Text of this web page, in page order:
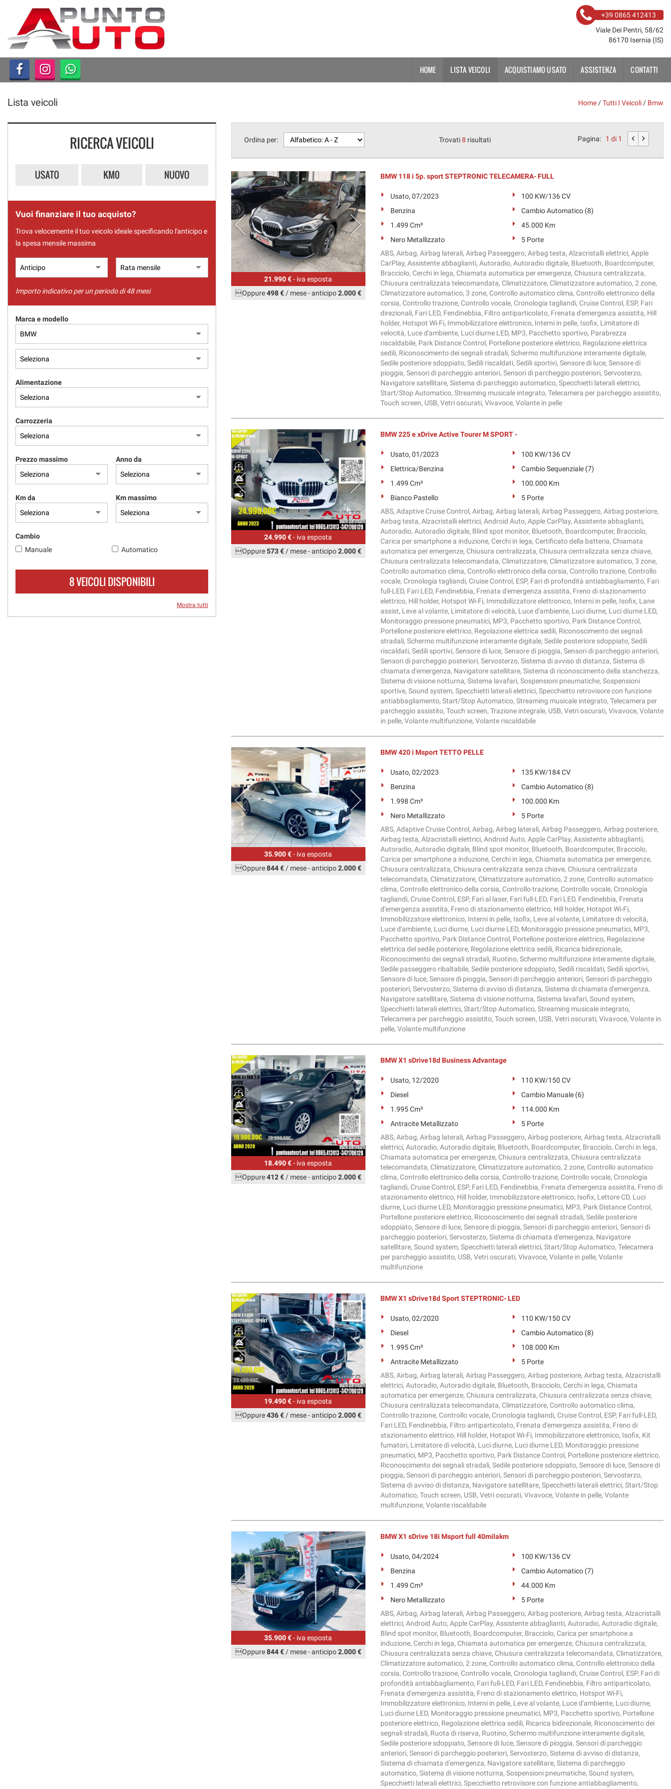
LISTA VEICOLI
ACQUISTIAMO USATO
ASSISTENZA
+39 0865 412413
Viale Dei Pentri, 58/62
86170 Isernia (IS)
HOME LISTA VEICOLI ACQUISTIAMO USATO ASSISTENZA CONTATTI
Lista veicoli Home /Tutti I Veicoli / Bmw
RICERCA VEICOLI
USATO KM0 NUOVO
Vuoi finanziare il tuo acquisto?
Trova velocemente il tuo veicolo ideale specificando l'anticipo e
la spesa mensile massima
Importo indicativo per un periodo di 48 mesi
Marca e modello
Alimentazione
Carrozzeria
Prezzo massimo Anno da
Km da Km massimo
Cambio
Manuale
Automatico
8 VEICOLI DISPONIBILI
Mostra tutti
Ordina per: Trovati8 risultati Pagina: 1 di 1
21.990 €- iva esposta
Oppure498 €/ mese-anticipo2.000 €
BMW 118 i 5p. sport STEPTRONIC TELECAMERA- FULL
Usato, 07/2023
100 KW/136 CV
Benzina
Cambio Automatico (8)
1.499 Cm³
45.000 Km
Nero Metallizzato
5 Porte
ABS, Airbag, Airbag laterali, Airbag Passeggero, Airbag testa, Alzacristalli elettrici, Apple
CarPlay, Assistente abbaglianti, Autoradio, Autoradio digitale, Bluetooth, Boardcomputer,
Bracciolo, Cerchi in lega, Chiamata automatica per emergenze, Chiusura centralizzata,
Chiusura centralizzata telecomandata, Climatizzatore, Climatizzatore automatico, 2 zone,
Climatizzatore automatico, 3 zone, Controllo automatico clima, Controllo elettronico della
corsia, Controllo trazione, Controllo vocale, Cronologia tagliandi, Cruise Control, ESP, Fari
direzionali, Fari LED, Fendinebbia, Filtro antiparticolato, Frenata d'emergenza assistita, Hill
holder, Hotspot Wi-Fi, Immobilizzatore elettronico, Interni in pelle, Isofix, Limitatore di
velocità, Luce d'ambiente, Luci diurne LED, MP3, Pacchetto sportivo, Parabrezza
riscaldabile, Park Distance Control, Portellone posteriore elettrico, Regolazione elettrica
sedili, Riconoscimento dei segnali stradali, Schermo multifunzione interamente digitale,
Sedile posteriore sdoppiato, Sedili riscaldati, Sedili sportivi, Sensore di luce, Sensore di
pioggia, Sensori di parcheggio anteriori, Sensori di parcheggio posteriori, Servosterzo,
Navigatore satellitare, Sistema di parcheggio automatico, Specchietti laterali elettrici,
Start/Stop Automatico, Streaming musicale integrato, Telecamera per parcheggio assistito,
Touch screen, USB, Vetri oscurati, Vivavoce, Volante in pelle
24.990 €- iva esposta
Oppure573 €/ mese-anticipo2.000 €
BMW 225 e xDrive Active Tourer M SPORT -
Usato, 01/2023
100 KW/136 CV
Elettrica/Benzina
Cambio Sequenziale (7)
1.499 Cm³
100.000 Km
Bianco Pastello
5 Porte
ABS, Adaptive Cruise Control, Airbag, Airbag laterali, Airbag Passeggero, Airbag posteriore,
Airbag testa, Alzacristalli elettrici, Android Auto, Apple CarPlay, Assistente abbaglianti,
Autoradio, Autoradio digitale, Blind spot monitor, Bluetooth, Boardcomputer, Bracciolo,
Carica per smartphone a induzione, Cerchi in lega, Certificato della batteria, Chiamata
automatica per emergenze, Chiusura centralizzata, Chiusura centralizzata senza chiave,
Chiusura centralizzata telecomandata, Climatizzatore, Climatizzatore automatico, 3 zone,
Controllo automatico clima, Controllo elettronico della corsia, Controllo trazione, Controllo
vocale, Cronologia tagliandi, Cruise Control, ESP, Fari di profondità antiabbagliamento, Fari
full-LED, Fari LED, Fendinebbia, Frenata d'emergenza assistita, Freno di stazionamento
elettrico, Hill holder, Hotspot Wi-Fi, Immobilizzatore elettronico, Interni in pelle, Isofix, Lane
assist, Leve al volante, Limitatore di velocità, Luce d'ambiente, Luci diurne, Luci diurne LED,
Monitoraggio pressione pneumatici, MP3, Pacchetto sportivo, Park Distance Control,
Portellone posteriore elettrico, Regolazione elettrica sedili, Riconoscimento dei segnali
stradali, Schermo multifunzione interamente digitale, Sedile posteriore sdoppiato, Sedili
riscaldati, Sedili sportivi, Sensore di luce, Sensore di pioggia, Sensori di parcheggio anteriori,
Sensori di parcheggio posteriori, Servosterzo, Sistema di avviso di distanza, Sistema di
chiamata d'emergenza, Navigatore satellitare, Sistema di riconoscimento della stanchezza,
Sistema di visione notturna, Sistema lavafari, Sospensioni pneumatiche, Sospensioni
sportive, Sound system, Specchietti laterali elettrici, Specchietto retrovisore con funzione
antiabbagliamento, Start/Stop Automatico, Streaming musicale integrato, Telecamera per
parcheggio assistito, Touch screen, Trazione integrale, USB, Vetri oscurati, Vivavoce, Volante
in pelle, Volante multifunzione, Volante riscaldabile
35.900 €- iva esposta
Oppure844 €/ mese-anticipo2.000 €
BMW 420 i Msport TETTO PELLE
Usato, 02/2023
135 KW/184 CV
Benzina
Cambio Automatico (8)
1.998 Cm³
100.000 Km
Nero Metallizzato
5 Porte
ABS, Adaptive Cruise Control, Airbag, Airbag laterali, Airbag Passeggero, Airbag posteriore,
Airbag testa, Alzacristalli elettrici, Android Auto, Apple CarPlay, Assistente abbaglianti,
Autoradio, Autoradio digitale, Blind spot monitor, Bluetooth, Boardcomputer, Bracciolo,
Carica per smartphone a induzione, Cerchi in lega, Chiamata automatica per emergenze,
Chiusura centralizzata, Chiusura centralizzata senza chiave, Chiusura centralizzata
telecomandata, Climatizzatore, Climatizzatore automatico, 2 zone, Controllo automatico
clima, Controllo elettronico della corsia, Controllo trazione, Controllo vocale, Cronologia
tagliandi, Cruise Control, ESP, Fari al laser, Fari full-LED, Fari LED, Fendinebbia, Frenata
d'emergenza assistita, Freno di stazionamento elettrico, Hill holder, Hotspot Wi-Fi,
Immobilizzatore elettronico, Interni in pelle, Isofix, Leve al volante, Limitatore di velocità,
Luce d'ambiente, Luci diurne, Luci diurne LED, Monitoraggio pressione pneumatici, MP3,
Pacchetto sportivo, Park Distance Control, Portellone posteriore elettrico, Regolazione
elettrica del sedile posteriore, Regolazione elettrica sedili, Ricarica bidirezionale,
Riconoscimento dei segnali stradali, Ruotino, Schermo multifunzione interamente digitale,
Sedile passeggero ribaltabile, Sedile posteriore sdoppiato, Sedili riscaldati, Sedili sportivi,
Sensore di luce, Sensore di pioggia, Sensori di parcheggio anteriori, Sensori di parcheggio
posteriori, Servosterzo, Sistema di avviso di distanza, Sistema di chiamata d'emergenza,
Navigatore satellitare, Sistema di visione notturna, Sistema lavafari, Sound system,
Specchietti laterali elettrici, Start/Stop Automatico, Streaming musicale integrato,
Telecamera per parcheggio assistito, Touch screen, USB, Vetri oscurati, Vivavoce, Volante in
pelle, Volante multifunzione
18.490 €- iva esposta
Oppure412 €/ mese-anticipo2.000 €
BMW X1 sDrive18d Business Advantage
Usato, 12/2020
110 KW/150 CV
Diesel
Cambio Manuale (6)
1.995 Cm³
114.000 Km
Antracite Metallizzato
5 Porte
ABS, Airbag, Airbag laterali, Airbag Passeggero, Airbag posteriore, Airbag testa, Alzacristalli
elettrici, Autoradio, Autoradio digitale, Bluetooth, Boardcomputer, Bracciolo, Cerchi in lega,
Chiamata automatica per emergenze, Chiusura centralizzata, Chiusura centralizzata
telecomandata, Climatizzatore, Climatizzatore automatico, 2 zone, Controllo automatico
clima, Controllo elettronico della corsia, Controllo trazione, Controllo vocale, Cronologia
tagliandi, Cruise Control, ESP, Fari LED, Fendinebbia, Frenata d'emergenza assistita, Freno di
stazionamento elettrico, Hill holder, Immobilizzatore elettronico, Isofix, Lettore CD, Luci
diurne, Luci diurne LED, Monitoraggio pressione pneumatici, MP3, Park Distance Control,
Portellone posteriore elettrico, Riconoscimento dei segnali stradali, Sedile posteriore
sdoppiato, Sensore di luce, Sensore di pioggia, Sensori di parcheggio anteriori, Sensori di
parcheggio posteriori, Servosterzo, Sistema di chiamata d'emergenza, Navigatore
satellitare, Sound system, Specchietti laterali elettrici, Start/Stop Automatico, Telecamera
per parcheggio assistito, USB, Vetri oscurati, Vivavoce, Volante in pelle, Volante
multifunzione
19.490 €- iva esposta
Oppure436 €/ mese-anticipo2.000 €
BMW X1 sDrive18d Sport STEPTRONIC- LED
Usato, 02/2020
110 KW/150 CV
Diesel
Cambio Automatico (8)
1.995 Cm³
108.000 Km
Antracite Metallizzato
5 Porte
ABS, Airbag, Airbag laterali, Airbag Passeggero, Airbag posteriore, Airbag testa, Alzacristalli
elettrici, Autoradio, Autoradio digitale, Bluetooth, Bracciolo, Cerchi in lega, Chiamata
automatica per emergenze, Chiusura centralizzata, Chiusura centralizzata senza chiave,
Chiusura centralizzata telecomandata, Climatizzatore, Controllo automatico clima,
Controllo trazione, Controllo vocale, Cronologia tagliandi, Cruise Control, ESP, Fari full-LED,
Fari LED, Fendinebbia, Filtro antiparticolato, Frenata d'emergenza assistita, Freno di
stazionamento elettrico, Hill holder, Hotspot Wi-Fi, Immobilizzatore elettronico, Isofix, Kit
fumatori, Limitatore di velocità, Luci diurne, Luci diurne LED, Monitoraggio pressione
pneumatici, MP3, Pacchetto sportivo, Park Distance Control, Portellone posteriore elettrico,
Riconoscimento dei segnali stradali, Sedile posteriore sdoppiato, Sensore di luce, Sensore di
pioggia, Sensori di parcheggio anteriori, Sensori di parcheggio posteriori, Servosterzo,
Sistema di avviso di distanza, Navigatore satellitare, Specchietti laterali elettrici, Start/Stop
Automatico, Touch screen, USB, Vetri oscurati, Vivavoce, Volante in pelle, Volante
multifunzione, Volante riscaldabile
35.900 €- iva esposta
Oppure844 €/ mese-anticipo2.000 €
BMW X1 sDrive 18i Msport full 40milakm
Usato, 04/2024
100 KW/136 CV
Benzina
Cambio Automatico (7)
1.499 Cm³
44.000 Km
Nero Metallizzato
5 Porte
ABS, Airbag, Airbag laterali, Airbag Passeggero, Airbag posteriore, Airbag testa, Alzacristalli
elettrici, Android Auto, Apple CarPlay, Assistente abbaglianti, Autoradio, Autoradio digitale,
Blind spot monitor, Bluetooth, Boardcomputer, Bracciolo, Carica per smartphone a
induzione, Cerchi in lega, Chiamata automatica per emergenze, Chiusura centralizzata,
Chiusura centralizzata senza chiave, Chiusura centralizzata telecomandata, Climatizzatore,
Climatizzatore automatico, 2 zone, Controllo automatico clima, Controllo elettronico della
corsia, Controllo trazione, Controllo vocale, Cronologia tagliandi, Cruise Control, ESP, Fari di
profondità antiabbagliamento, Fari full-LED, Fari LED, Fendinebbia, Filtro antiparticolato,
Frenata d'emergenza assistita, Freno di stazionamento elettrico, Hotspot Wi-Fi,
Immobilizzatore elettronico, Interni in pelle, Leve al volante, Luce d'ambiente, Luci diurne,
Luci diurne LED, Monitoraggio pressione pneumatici, MP3, Pacchetto sportivo, Portellone
posteriore elettrico, Regolazione elettrica sedili, Ricarica bidirezionale, Riconoscimento dei
segnali stradali, Ruota di riserva, Ruotino, Schermo multifunzione interamente digitale,
Sedile posteriore sdoppiato, Sensore di luce, Sensore di pioggia, Sensori di parcheggio
anteriori, Sensori di parcheggio posteriori, Servosterzo, Sistema di avviso di distanza,
Sistema di chiamata d'emergenza, Navigatore satellitare, Sistema di parcheggio
automatico, Sistema di visione notturna, Sospensioni pneumatiche, Sound system,
Specchietti laterali elettrici, Specchietto retrovisore con funzione antiabbagliamento,